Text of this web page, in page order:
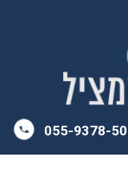
055-9378-